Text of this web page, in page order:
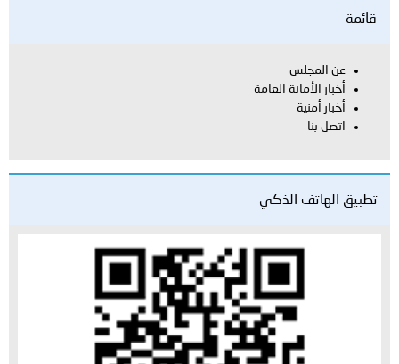
قائمة
عن المجلس
أخبار الأمانة العامة
أخبار أمنية
اتصل بنا
تطبيق الهاتف الذكي